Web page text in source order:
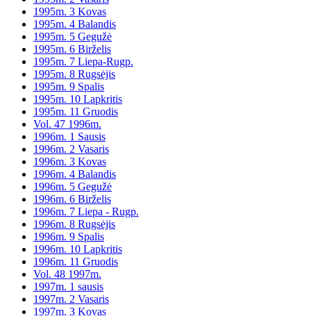
1995m. 3 Kovas
1995m. 4 Balandis
1995m. 5 Gegužė
1995m. 6 Birželis
1995m. 7 Liepa-Rugp.
1995m. 8 Rugsėjis
1995m. 9 Spalis
1995m. 10 Lapkritis
1995m. 11 Gruodis
Vol. 47 1996m.
1996m. 1 Sausis
1996m. 2 Vasaris
1996m. 3 Kovas
1996m. 4 Balandis
1996m. 5 Gegužė
1996m. 6 Birželis
1996m. 7 Liepa - Rugp.
1996m. 8 Rugsėjis
1996m. 9 Spalis
1996m. 10 Lapkritis
1996m. 11 Gruodis
Vol. 48 1997m.
1997m. 1 sausis
1997m. 2 Vasaris
1997m. 3 Kovas